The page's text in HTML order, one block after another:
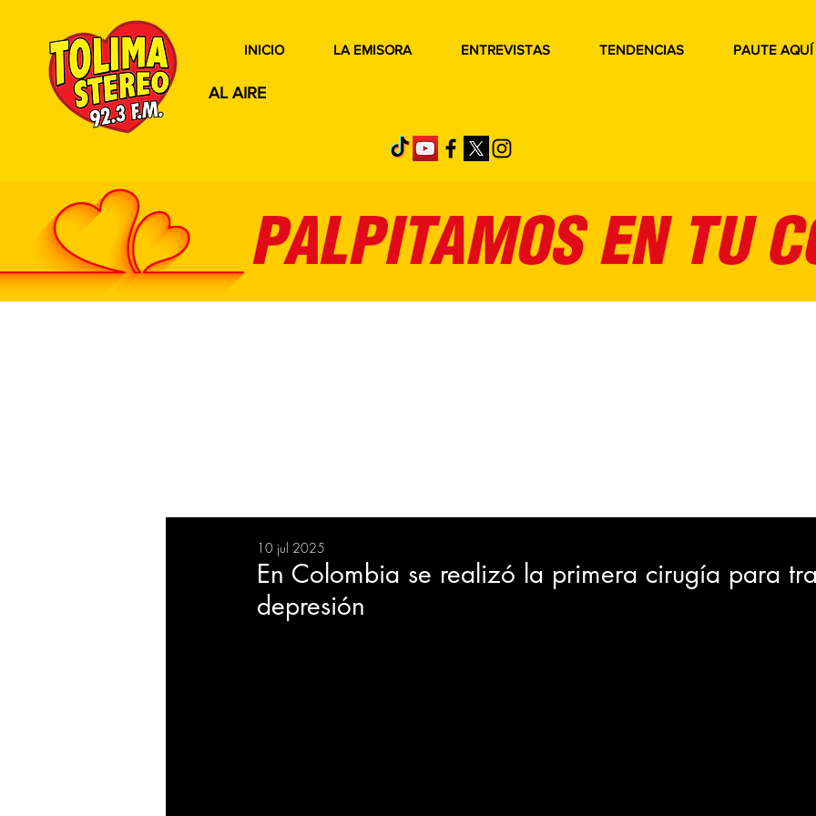
AL AIRE
INICIO LA EMISORA ENTREVISTAS TENDENCIAS PAUTE AQUÍ
BIENESTAR EVENTOS
En Colombia se realizó la primera cirugía para
depresión
10 jul 2025